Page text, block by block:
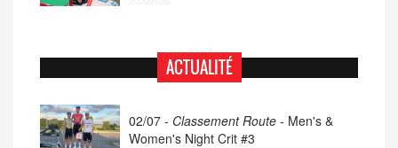
ACTUALITÉ
02/07 - Classement Route - Men's &
Women's Night Crit #3